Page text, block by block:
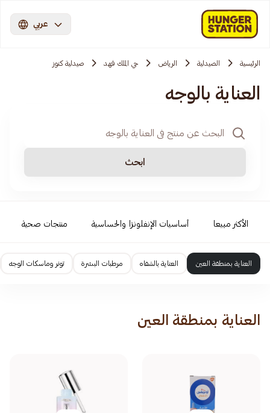
عربي
الرئيسية الصيدلية الرياض حي الملك فهد صيدلية كنوز
العناية بالوجه
ابحث
الأكثر مبيعا أساسيات الإنفلونزا والحساسية منتجات صحية
العناية بمنطقة العين العناية بالشفاه مرطبات البشرة تونر وماسكات الوجه
العناية بمنطقة العين